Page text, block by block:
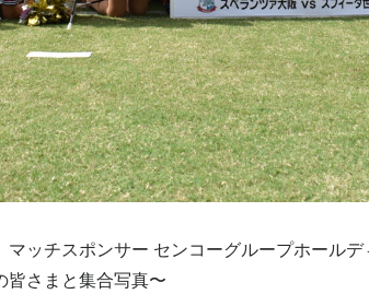
ッチスポンサー センコーグループホール
皆さまと集合写真〜